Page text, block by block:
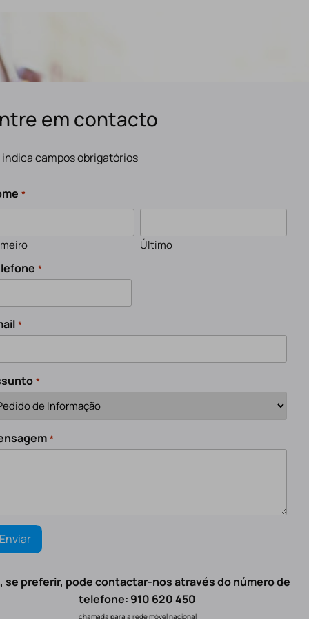
em contacto
indica campos obrigatórios
*
Último
*
*
*
*
se preferir, pode contactar-nos através do número de
telefone: 910 620 450
chamada para a rede móvel nacional